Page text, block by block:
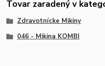
Tovar zaradený v
Zdravotnícke Mikiny
046 - Mikina KOMBI